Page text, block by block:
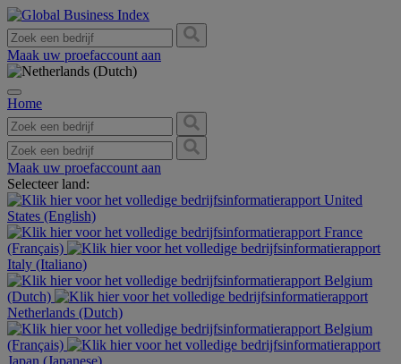
Maak uw proefaccount aan
Home
Maak uw proefaccount aan
Selecteer land:
United
States (English)
France
(Français)
Italy (Italiano)
Belgium
(Dutch)
Netherlands (Dutch)
Belgium
(Français)
Japan (Japanese)